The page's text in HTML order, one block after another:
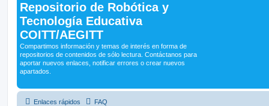
Repositorio de Robótica y
Tecnología Educativa
COITT/AEGITT
Compartimos información y temas de interés en forma de
repositorios de contenidos de sólo lectura. Contáctanos para
aportar nuevos enlaces, notificar errores o crear nuevos
apartados.
Enlaces rápidos FAQ